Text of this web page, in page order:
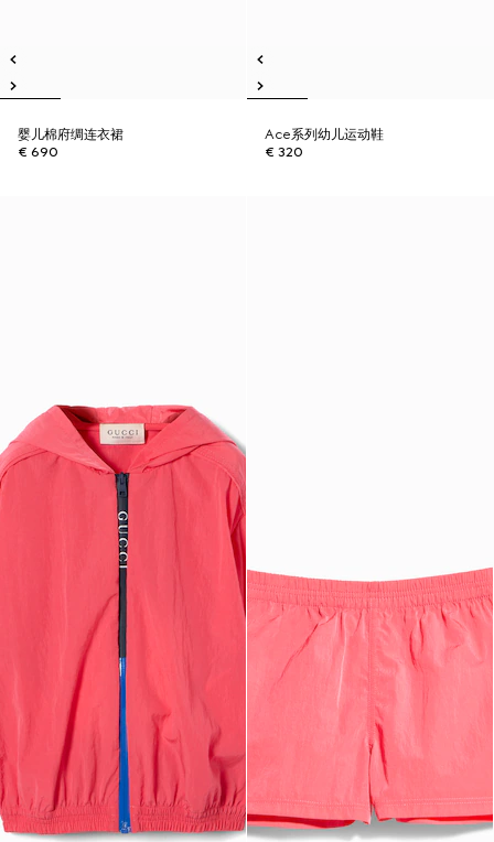
婴儿棉府绸连衣裙
€ 690
Ace系列幼儿运动鞋
€ 320